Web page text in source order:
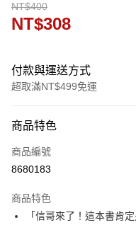
NT$400
NT$308
付款與運送方式
超取滿NT$499免運
信用卡一次付款
ATM付款
運送方式
付款後全家取貨
商品特色
商品編號
8680183
商品特色
「信哥來了！這本書肯